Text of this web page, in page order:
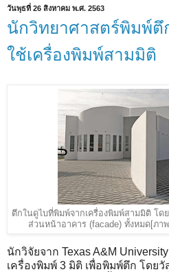
วันพุธที่ 26 สิงหาคม พ.ศ. 2563
นักวิทยาศาสตร์พิมพ์ตึ
ใช้เครื่องพิมพ์สามมิติ
ตึกในดูไบที่พิมพ์จากเครื่องพิมพ์สามมิติ โด
ส่วนหน้าอาคาร (facade) ทั้งหมด[ ภา
นักวิจัยจาก Texas A&M
เครื่องพิมพ์ 3 มิติ เพื่อพิมพ์ตึก โดย